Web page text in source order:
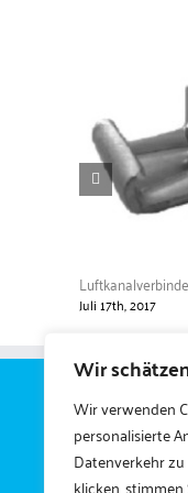
Wir
Wir verwenden
personalisierte
Datenverkehr zu
klicken,
Juli 17th, 2017